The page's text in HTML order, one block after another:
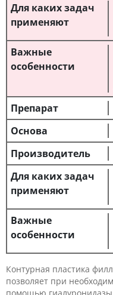
Контурная пластика
позволяет при